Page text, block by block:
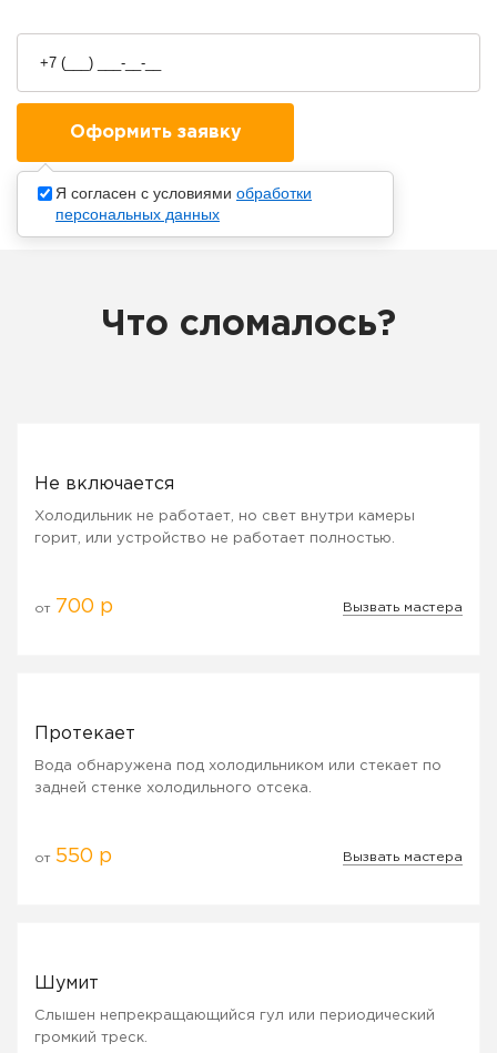
Что сломалось?
Не включается
Холодильник не работает, но свет внутри камеры
горит, или устройство не работает полностью.
от 700 р Вызвать мастера
Протекает
Вода обнаружена под холодильником или стекает по
задней стенке холодильного отсека.
от 550 р Вызвать мастера
Шумит
Слышен непрекращающийся гул или периодический
громкий треск.
Я согласен с условиями обработки
персональных данных